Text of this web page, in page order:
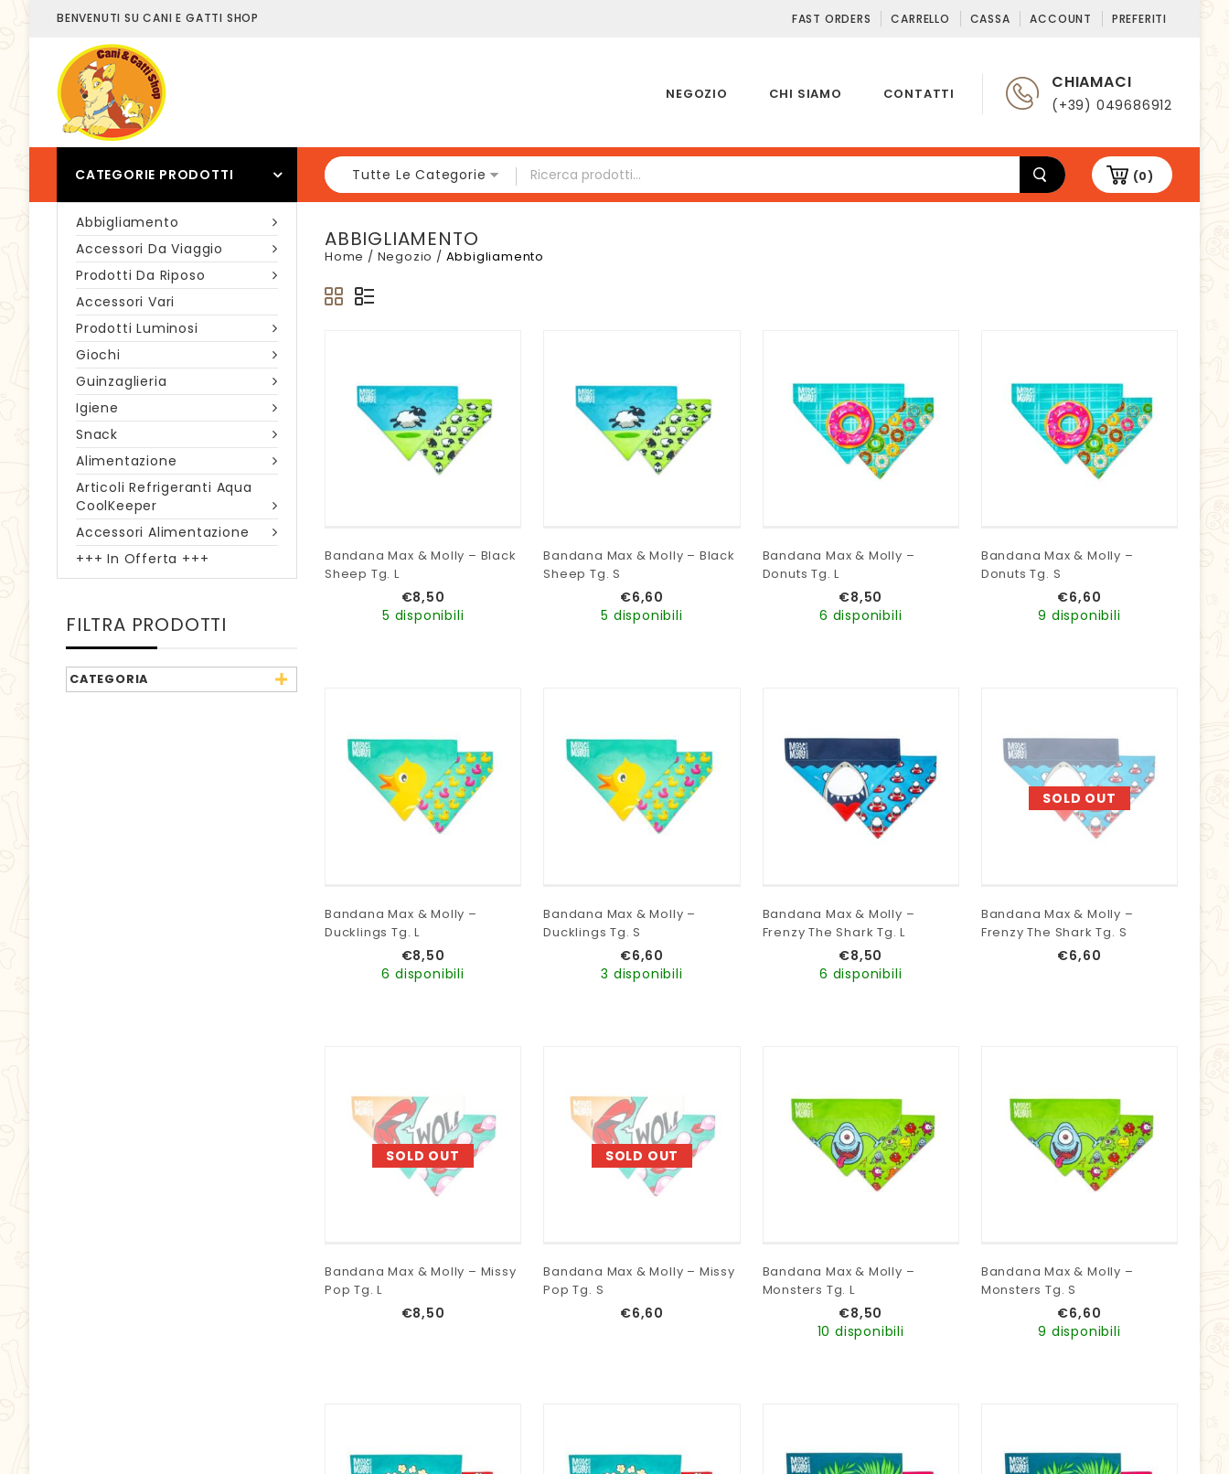
BENVENUTI SU CANI E GATTI SHOP FAST ORDERS CARRELLO CASSA ACCOUNT PREFERITI
CHIAMACI
(+39) 049686912
NEGOZIO CHI SIAMO CONTATTI
CATEGORIE PRODOTTI Tutte Le Categorie (0)
Abbigliamento
Accessori Da Viaggio
Prodotti Da Riposo
Accessori Vari
Prodotti Luminosi
Giochi
Guinzaglieria
Igiene
Snack
Alimentazione
Articoli Refrigeranti Aqua
CoolKeeper
Accessori Alimentazione
+++ In Offerta +++
ABBIGLIAMENTO
Home / Negozio / Abbigliamento
Bandana Max & Molly – Black
Sheep Tg. L
€8,50
5 disponibili
Bandana Max & Molly – Black
Sheep Tg. S
€6,60
5 disponibili
Bandana Max & Molly –
Donuts Tg. L
€8,50
6 disponibili
Bandana Max & Molly –
Donuts Tg. S
€6,60
9 disponibili
Bandana Max & Molly –
Ducklings Tg. L
€8,50
6 disponibili
Bandana Max & Molly –
Ducklings Tg. S
€6,60
3 disponibili
Bandana Max & Molly –
Frenzy The Shark Tg. L
€8,50
6 disponibili
SOLD OUT
Bandana Max & Molly –
Frenzy The Shark Tg. S
€6,60
SOLD OUT
Bandana Max & Molly – Missy
Pop Tg. L
€8,50
SOLD OUT
Bandana Max & Molly – Missy
Pop Tg. S
€6,60
Bandana Max & Molly –
Monsters Tg. L
€8,50
10 disponibili
Bandana Max & Molly –
Monsters Tg. S
€6,60
9 disponibili
FILTRA PRODOTTI
CATEGORIA